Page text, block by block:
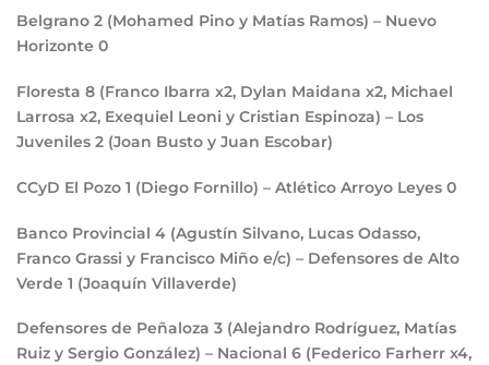
Belgrano 2 (Mohamed Pino y Matías Ramos) – Nuevo
Horizonte 0
Floresta 8 (Franco Ibarra x2, Dylan Maidana x2, Michael
Larrosa x2, Exequiel Leoni y Cristian Espinoza) – Los
Juveniles 2 (Joan Busto y Juan Escobar)
CCyD El Pozo 1 (Diego Fornillo) – Atlético Arroyo Leyes 0
Banco Provincial 4 (Agustín Silvano, Lucas Odasso,
Franco Grassi y Francisco Miño e/c) – Defensores de Alto
Verde 1 (Joaquín Villaverde)
Defensores de Peñaloza 3 (Alejandro Rodríguez, Matías
Ruiz y Sergio González) – Nacional 6 (Federico Farherr x4,